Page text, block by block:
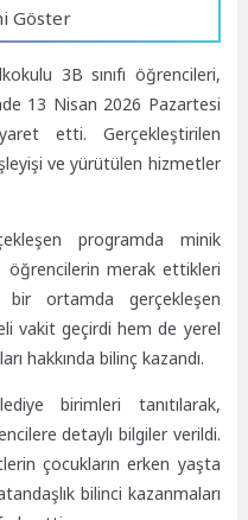
Göster
3B sınıfı öğrencileri,
13 Nisan 2026 Pazartesi
etti. Gerçekleştirilen
ve yürütülen hizmetler
programda minik
öğrencilerin merak ettikleri
bir ortamda gerçekleşen
vakit geçirdi hem de yerel
hakkında bilinç kazandı.
birimleri tanıtılarak,
detaylı bilgiler verildi.
çocukların erken yaşta
bilinci kazanmaları